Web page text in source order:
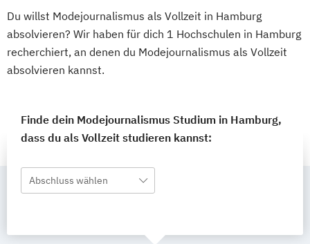
Du willst Modejournalismus als Vollzeit in Hamburg
absolvieren? Wir haben für dich 1 Hochschulen in Hamburg
recherchiert, an denen du Modejournalismus als Vollzeit
absolvieren kannst.
Finde dein Modejournalismus Studium in Hamburg,
dass du als Vollzeit studieren kannst:
Abschluss wählen